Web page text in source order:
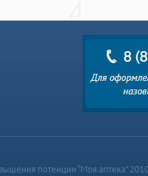
потенции “Моя аптека”